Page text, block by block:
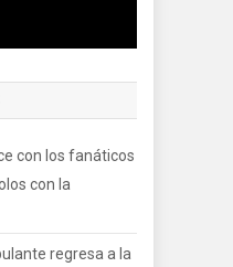
con los fanáticos
con la
regresa a la